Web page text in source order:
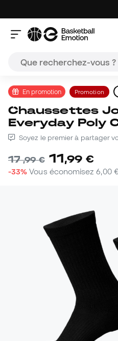
En promotion Promotion
Chaussettes Jordan
Everyday Poly
Soyez le premier à partager
17,99 € 11,99 €
-33% Vous économisez 6,00 €